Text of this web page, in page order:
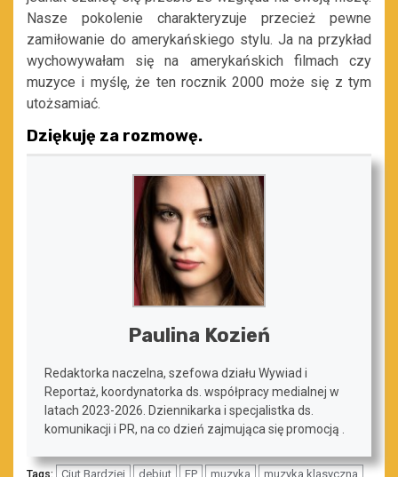
Nasze pokolenie charakteryzuje przecież pewne
zamiłowanie do amerykańskiego stylu. Ja na przykład
wychowywałam się na amerykańskich filmach czy
muzyce i myślę, że ten rocznik 2000 może się z tym
utożsamiać.
Dziękuję za rozmowę.
Paulina Kozień
Redaktorka naczelna, szefowa działu Wywiad i
Reportaż, koordynatorka ds. współpracy medialnej w
latach 2023-2026. Dziennikarka i specjalistka ds.
komunikacji i PR, na co dzień zajmująca się promocją .
Ciut Bardziej debiut EP muzyka muzyka klasyczna